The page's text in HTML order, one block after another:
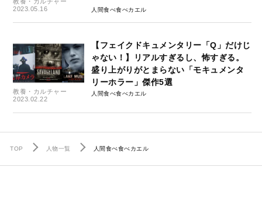
教養・カルチャー
2023.05.16
人間食べ食べカエル
教養・カルチャー
2023.02.22
【フェイクドキュメンタリー「Q」だけじ
ゃない！】リアルすぎるし、怖すぎる。
盛り上がりがとまらない「モキュメンタ
リーホラー」傑作5選
人間食べ食べカエル
TOP 人物一覧 人間食べ食べカエル